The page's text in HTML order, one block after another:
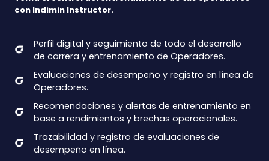
con Indimin Instructor.
Perfil digital y seguimiento de todo el desarrollo
de carrera y entrenamiento de Operadores.
Evaluaciones de desempeño y registro en línea de
Operadores.
Recomendaciones y alertas de entrenamiento en
base a rendimientos y brechas operacionales.
Trazabilidad y registro de evaluaciones de
desempeño en línea.